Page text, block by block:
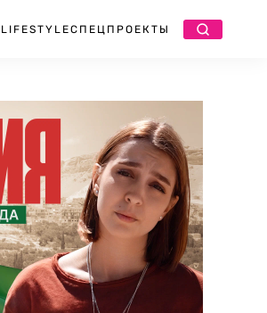
LIFESTYLEСПЕЦПРОЕКТЫ